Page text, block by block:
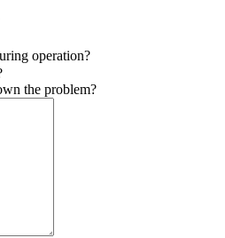
operation?
the problem?